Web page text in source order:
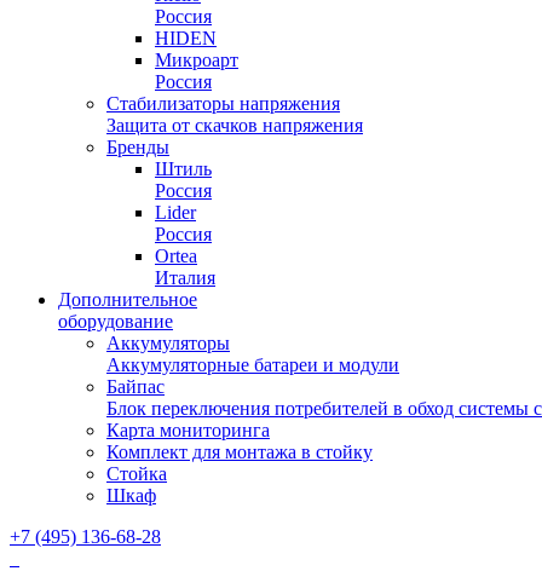
Россия
HIDEN
Микроарт
Россия
Стабилизаторы напряжения
Защита от скачков напряжения
Бренды
Штиль
Россия
Lider
Россия
Ortea
Италия
Дополнительное
оборудование
Аккумуляторы
Аккумуляторные батареи и модули
Байпас
Блок переключения потребителей в обход системы
Карта мониторинга
Комплект для монтажа в стойку
Стойка
Шкаф
+7 (495) 136-68-28